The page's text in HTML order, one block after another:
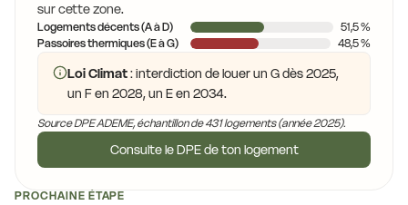
sur cette zone.
Logements décents (A à D)
51,5 %
Passoires thermiques (E à G)
48,5 %
Loi Climat: interdiction de louer un G dès 2025,
un F en 2028, un E en 2034.
Source DPE ADEME, échantillon de 431 logements (année 2025).
Consulte le DPE de ton logement
PROCHAINE ÉTAPE